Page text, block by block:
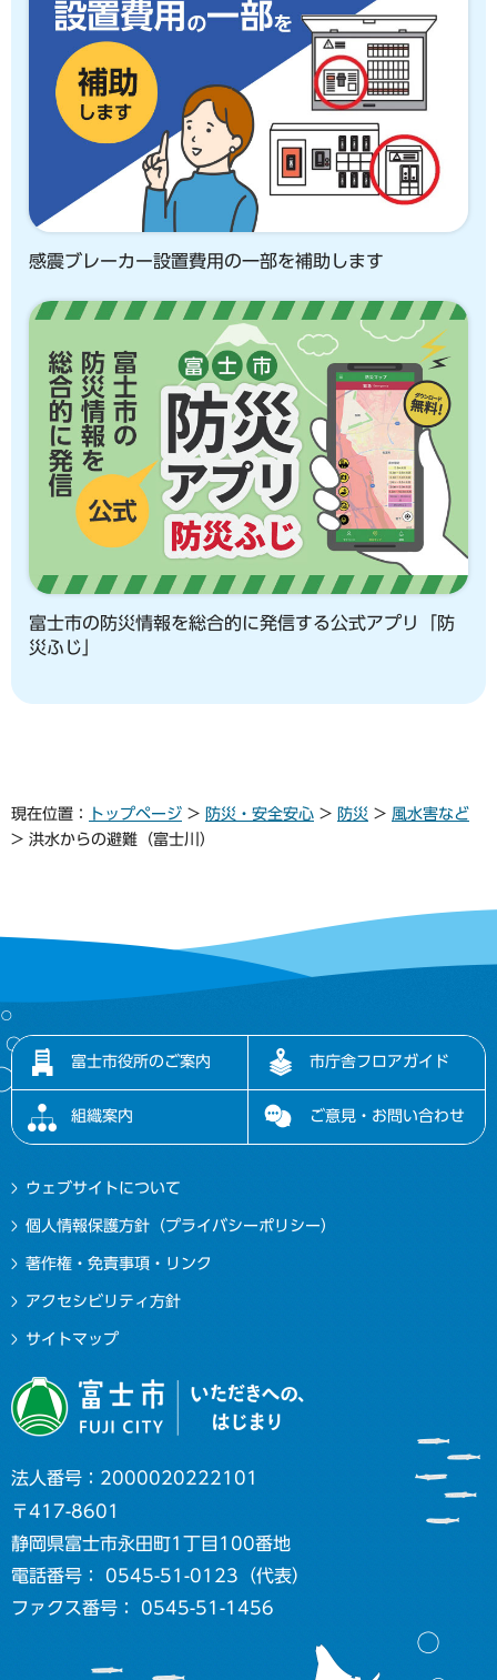
感震ブレーカー設置費用の一部を補助します
富士市の防災情報を総合的に発信する公式アプリ「防
災ふじ」
現在位置： トップページ > 防災・安全安心 > 防災 > 風水害など
> 洪水からの避難（富士川）
富士市役所のご案内 市庁舎フロアガイド
組織案内 ご意見・お問い合わせ
ウェブサイトについて
個人情報保護方針（プライバシーポリシー）
著作権・免責事項・リンク
アクセシビリティ方針
サイトマップ
法人番号：2000020222101
〒417-8601
静岡県富士市永田町1丁目100番地
電話番号： 0545-51-0123（代表）
ファクス番号： 0545-51-1456